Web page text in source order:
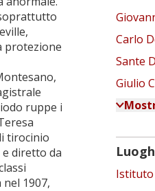
protezione
ruppe i
tirocinio
diretto da
1907,
Carlo
Sante
Giulio
Istituto